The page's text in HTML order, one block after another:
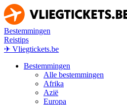
Bestemmingen
Reistips
✈ Vliegtickets.be
Bestemmingen
Alle bestemmingen
Afrika
Azië
Europa